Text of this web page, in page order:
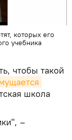
которых его
учебника
чтобы такой
школа
–